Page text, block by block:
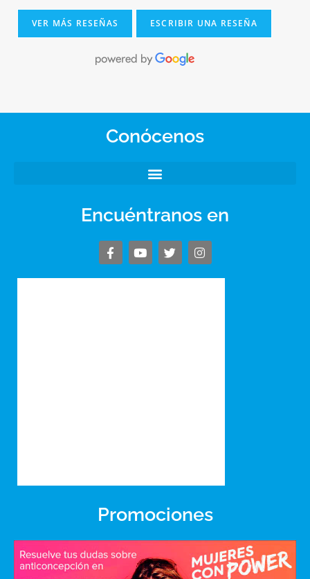
VER MÁS RESEÑAS ESCRIBIR UNA RESEÑA
Conócenos
Encuéntranos en
Promociones